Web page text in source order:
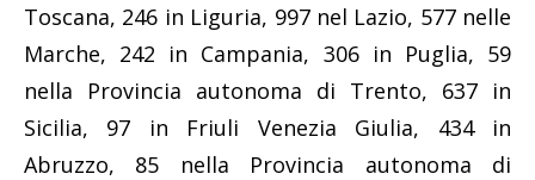
Toscana, 246 in Liguria, 997 nel Lazio, 577 nelle
Marche, 242 in Campania, 306 in Puglia, 59
nella Provincia autonoma di Trento, 637 in
Sicilia, 97 in Friuli Venezia Giulia, 434 in
Abruzzo, 85 nella Provincia autonoma di